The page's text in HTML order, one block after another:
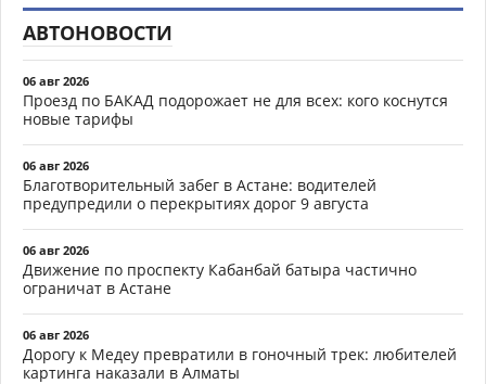
АВТОНОВОСТИ
06 авг 2026
Проезд по БАКАД подорожает не для всех: кого коснутся
новые тарифы
06 авг 2026
Благотворительный забег в Астане: водителей
предупредили о перекрытиях дорог 9 августа
06 авг 2026
Движение по проспекту Кабанбай батыра частично
ограничат в Астане
06 авг 2026
Дорогу к Медеу превратили в гоночный трек: любителей
картинга наказали в Алматы